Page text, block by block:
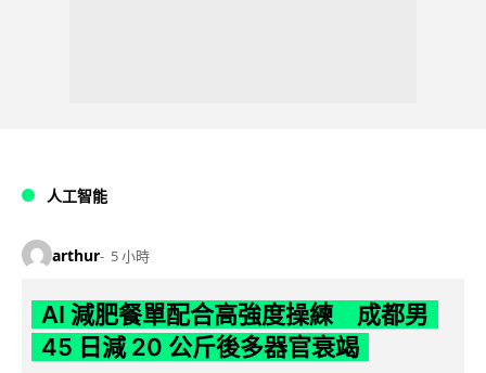
人工智能
arthur 5 小時
AI 減肥餐單配合高強度操練 成都男
45 日減 20 公斤後多器官衰竭